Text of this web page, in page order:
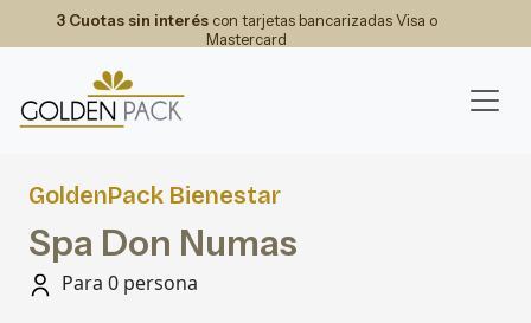
3 Cuotas sin interéscon tarjetas bancarizadas Visa o
Mastercard
GoldenPack Bienestar
Spa Don Numas
Para 0 persona